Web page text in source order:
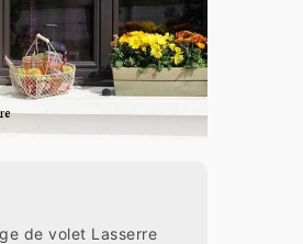
de volet Lasserre